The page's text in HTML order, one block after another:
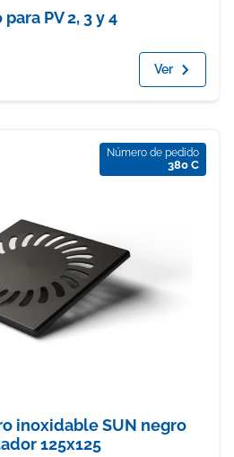
PV 2, 3 y 4
Ver
Número de pedido
380 C
inoxidable SUN negro
125x125